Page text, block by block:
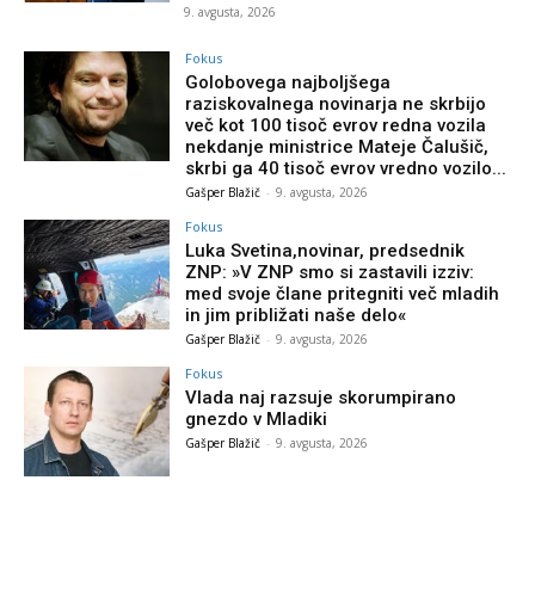
9. avgusta, 2026
Fokus
Golobovega najboljšega
raziskovalnega novinarja ne skrbijo
več kot 100 tisoč evrov redna vozila
nekdanje ministrice Mateje Čalušič,
skrbi ga 40 tisoč evrov vredno vozilo...
Gašper Blažič - 9. avgusta, 2026
Fokus
Luka Svetina,novinar, predsednik
ZNP: »V ZNP smo si zastavili izziv:
med svoje člane pritegniti več mladih
in jim približati naše delo«
Gašper Blažič - 9. avgusta, 2026
Fokus
Vlada naj razsuje skorumpirano
gnezdo v Mladiki
Gašper Blažič - 9. avgusta, 2026